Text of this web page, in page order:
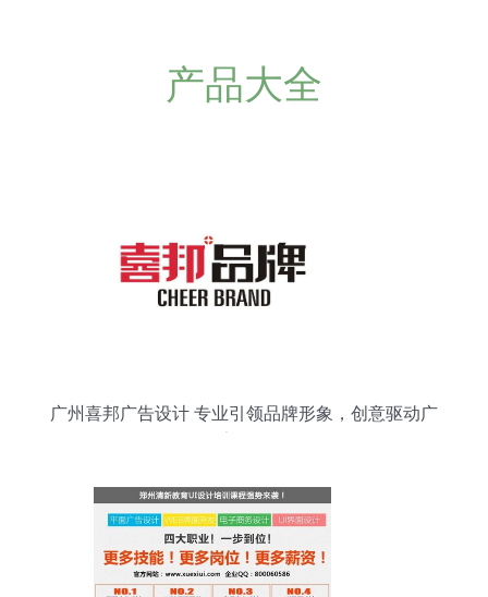
产品大全
广州喜邦广告设计 专业引领品牌形象，创意驱动广